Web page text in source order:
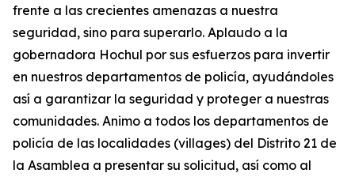
frente a las crecientes amenazas a nuestra
seguridad, sino para superarlo. Aplaudo a la
gobernadora Hochul por sus esfuerzos para invertir
en nuestros departamentos de policía, ayudándoles
así a garantizar la seguridad y proteger a nuestras
comunidades. Animo a todos los departamentos de
policía de las localidades (villages) del Distrito 21 de
la Asamblea a presentar su solicitud, así como al